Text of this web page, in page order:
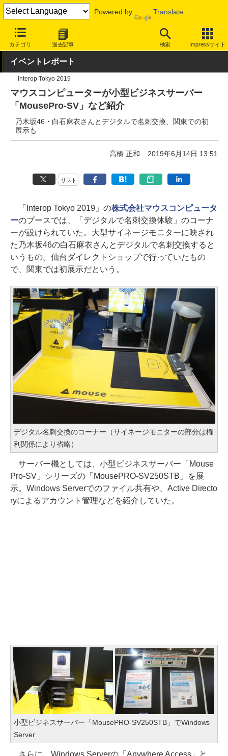
Powered by Translate
カテゴリ 過去記事 検索 Impressサイト
INTERNET Watch イベント Tokyo 2019
イベントレポート
Interop Tokyo 2019
マウスコンピューターが小型ビジネスサーバー
「MousePro-SV」など紹介
乃木坂46・白石麻衣さんとデジタルで名刺交換、関東での初
展示も
高橋 正和 2019年6月14日 13:51
リスト
「Interop Tokyo 2019」の株式会社マウスコンピュータ
ーのブースでは、「デジタルで名刺交換体験」のコーナ
ーが設けられていた。大型サイネージモニターに映され
た乃木坂46の白石麻衣さんとデジタルで名刺交換すると
いうもの。仙台ダイレクトショップで行っていたもの
で、関東では初展示だという。
デジタル名刺交換のコーナー（サイネージモニターの部分は権
利関係により省略）
サーバー機としては、小型ビジネスサーバー「Mouse
Pro-SV」シリーズの「MousePRO-SV250STB」を展
示。Windows Serverでのファイル共有や、Active Directo
ryによるアカウント管理などを紹介していた。
小型ビジネスサーバー「MousePRO-SV250STB」でWindows
Server
さらに、Windows Serverの「Anywhere Access」と、